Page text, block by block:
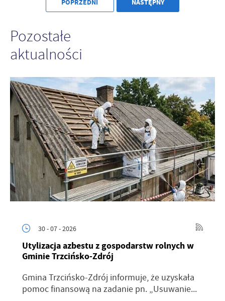
POPRZEDNI NASTĘPNY
Pozostałe
aktualności
30 - 07 - 2026
Utylizacja azbestu z gospodarstw rolnych w
Gminie Trzcińsko-Zdrój
Gmina Trzcińsko-Zdrój informuje, że uzyskała
pomoc finansową na zadanie pn. „Usuwanie...